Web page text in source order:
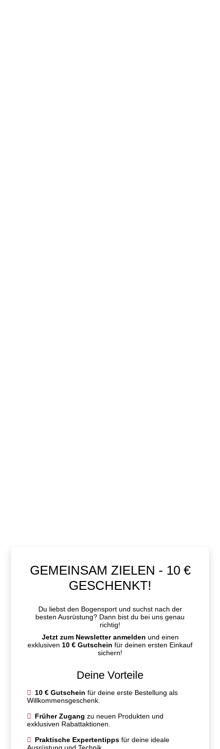
GEMEINSAM ZIELEN - 10 €
GESCHENKT!
Du liebst den Bogensport und suchst nach der
besten Ausrüstung? Dann bist du bei uns genau
richtig!
Jetzt zum Newsletter anmelden und einen
exklusiven 10 € Gutschein für deinen ersten Einkauf
sichern!
Deine Vorteile
10 € Gutschein für deine erste Bestellung als
Willkommensgeschenk.
Früher Zugang zu neuen Produkten und
exklusiven Rabattaktionen.
Praktische Expertentipps für deine ideale
Ausrüstung und Technik.